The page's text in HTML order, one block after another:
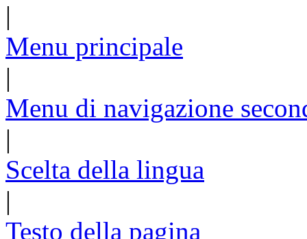
|
Menu principale
|
Menu di navigazione
|
Scelta della lingua
|
Testo della pagina